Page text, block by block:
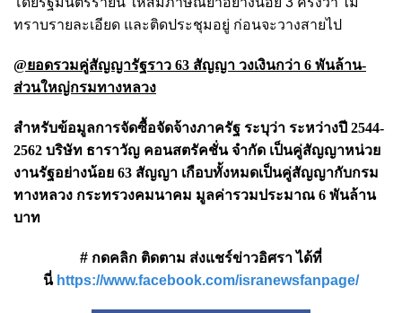
ทราบรายละเอียด และติดประชุมอยู่ ก่อนจะวางสายไป
@ยอดรวมคู่สัญญารัฐราว 63 สัญญา วงเงินกว่า 6 พันล้าน-
ส่วนใหญ่กรมทางหลวง
สำหรับข้อมูลการจัดซื้อจัดจ้างภาครัฐ ระบุว่า ระหว่างปี 2544-
2562 บริษัท ธาราวัญ คอนสตรัคชั่น จำกัด เป็นคู่สัญญาหน่วย
งานรัฐอย่างน้อย 63 สัญญา เกือบทั้งหมดเป็นคู่สัญญากับกรม
ทางหลวง กระทรวงคมนาคม มูลค่ารวมประมาณ 6 พันล้าน
บาท
# กดคลิก ติดตาม ส่งแชร์ข่าวอิศรา ได้ที่
นี่ https://www.facebook.com/isranewsfanpage/